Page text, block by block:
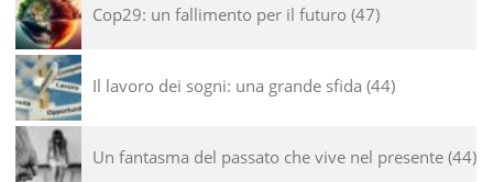
Cop29: un fallimento per il futuro 47
Il lavoro dei sogni: una grande sfida 44
Un fantasma del passato che vive nel presente 44